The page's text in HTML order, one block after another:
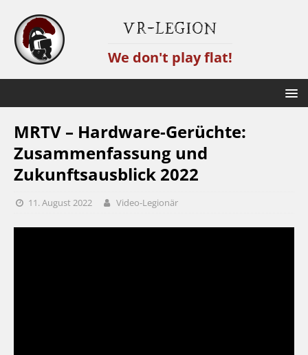
VR-Legion
We don't play flat!
MRTV – Hardware-Gerüchte:
Zusammenfassung und
Zukunftsausblick 2022
11. August 2022 Video-Legionär